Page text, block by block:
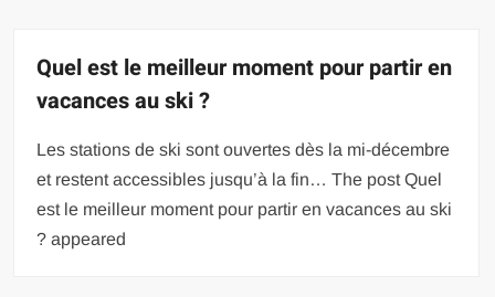
Quel est le meilleur moment pour partir en
vacances au ski ?
Les stations de ski sont ouvertes dès la mi-décembre
et restent accessibles jusqu’à la fin… The post Quel
est le meilleur moment pour partir en vacances au ski
? appeared